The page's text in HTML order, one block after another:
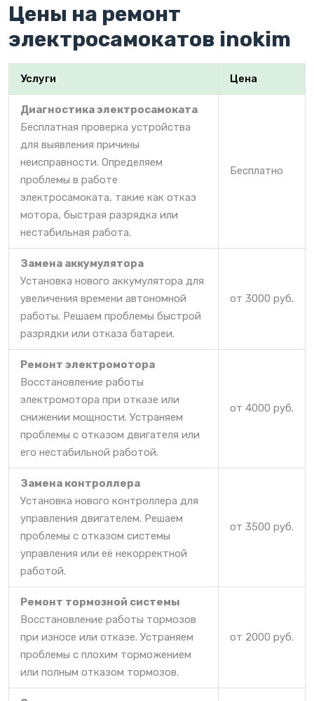
Цены на ремонт
электросамокатов inokim
Услуги Цена
Диагностика электросамоката
Бесплатная проверка устройства
для выявления причины
неисправности. Определяем
проблемы в работе
электросамоката, такие как отказ
мотора, быстрая разрядка или
нестабильная работа.
Бесплатно
Замена аккумулятора
Установка нового аккумулятора для
увеличения времени автономной
работы. Решаем проблемы быстрой
разрядки или отказа батареи.
от 3000 руб.
Ремонт электромотора
Восстановление работы
электромотора при отказе или
снижении мощности. Устраняем
проблемы с отказом двигателя или
его нестабильной работой.
от 4000 руб.
Замена контроллера
Установка нового контроллера для
управления двигателем. Решаем
проблемы с отказом системы
управления или её некорректной
работой.
от 3500 руб.
Ремонт тормозной системы
Восстановление работы тормозов
при износе или отказе. Устраняем
проблемы с плохим торможением
или полным отказом тормозов.
от 2000 руб.